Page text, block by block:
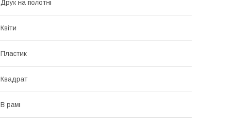
Друк на полотні
Квіти
Пластик
Квадрат
В рамі